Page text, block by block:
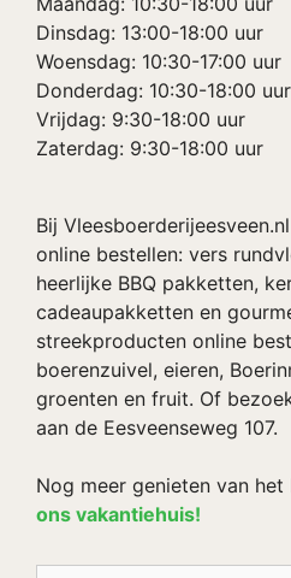
Dinsdag: 13:00-18:00 uur
Woensdag: 10:30-17:00 uur
Donderdag: 10:30-18:00 uur
Vrijdag: 9:30-18:00 uur
Zaterdag: 9:30-18:00 uur
Bij
online bestellen: vers
heerlijke BBQ pakketten,
cadeaupakketten en
streekproducten online
boerenzuivel, eieren,
groenten en fruit. Of
aan de Eesveenseweg 107.
Nog meer genieten van het
ons vakantiehuis!